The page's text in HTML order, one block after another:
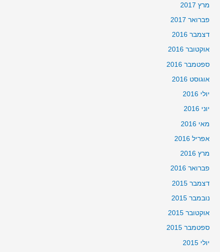
מרץ 2017
פברואר 2017
דצמבר 2016
אוקטובר 2016
ספטמבר 2016
אוגוסט 2016
יולי 2016
יוני 2016
מאי 2016
אפריל 2016
מרץ 2016
פברואר 2016
דצמבר 2015
נובמבר 2015
אוקטובר 2015
ספטמבר 2015
יולי 2015